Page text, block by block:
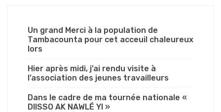
Un grand Merci à la population de
Tambacounta pour cet acceuil chaleureux
lors
Hier après midi, j’ai rendu visite à
l’association des jeunes travailleurs
Dans le cadre de ma tournée nationale «
DIISSO AK NAWLÉ YI »